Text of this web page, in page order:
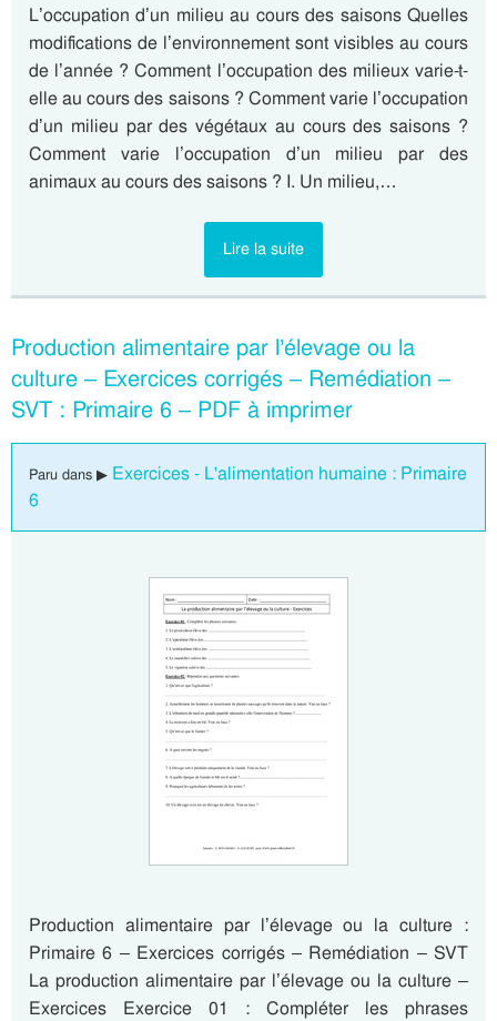
L’occupation d’un milieu au cours des saisons Quelles
modifications de l’environnement sont visibles au cours
de l’année ? Comment l’occupation des milieux varie-t-
elle au cours des saisons ? Comment varie l’occupation
d’un milieu par des végétaux au cours des saisons ?
Comment varie l’occupation d’un milieu par des
animaux au cours des saisons ? I. Un milieu,…
Lire la suite
Production alimentaire par l’élevage ou la
culture – Exercices corrigés – Remédiation –
SVT : Primaire 6 – PDF à imprimer
Paru dans ▶ Exercices - L'alimentation humaine : Primaire
6
Production alimentaire par l’élevage ou la culture :
Primaire 6 – Exercices corrigés – Remédiation – SVT
La production alimentaire par l’élevage ou la culture –
Exercices Exercice 01 : Compléter les phrases